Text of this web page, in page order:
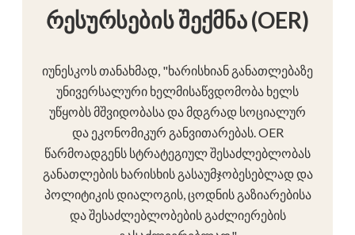
რესურსების შექმნა (OER)
იუნესკოს თანახმად, "ხარისხიან განათლებაზე
უნივერსალური ხელმისაწვდომობა ხელს
უწყობს მშვიდობასა და მდგრად სოციალურ
და ეკონომიკურ განვითარებას. OER
წარმოადგენს სტრატეგიულ შესაძლებლობას
განათლების ხარისხის გასაუმჯობესებლად და
პოლიტიკის დიალოგის, ცოდნის გაზიარებისა
და შესაძლებლობების გაძლიერების